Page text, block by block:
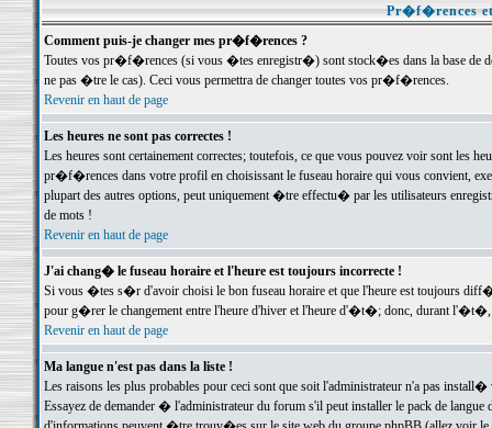
Pr�f�rences
Comment puis-je changer mes pr�f�rences ?
Toutes vos pr�f�rences (si vous �tes enregistr�) sont stock�es dans la base de
ne pas �tre le cas). Ceci vous permettra de changer toutes vos pr�f�rences.
Revenir en haut de page
Les heures ne sont pas correctes !
Les heures sont certainement correctes; toutefois, ce que vous pouvez voir sont
pr�f�rences dans votre profil en choisissant le fuseau horaire qui vous convient,
plupart des autres options, peut uniquement �tre effectu� par les utilisateurs
de mots !
Revenir en haut de page
J'ai chang� le fuseau horaire et l'heure est toujours incorrecte !
Si vous �tes s�r d'avoir choisi le bon fuseau horaire et que l'heure est toujours
pour g�rer le changement entre l'heure d'hiver et l'heure d'�t�; donc, durant
Revenir en haut de page
Ma langue n'est pas dans la liste !
Les raisons les plus probables pour ceci sont que soit l'administrateur n'a pas
Essayez de demander � l'administrateur du forum s'il peut installer le pack de